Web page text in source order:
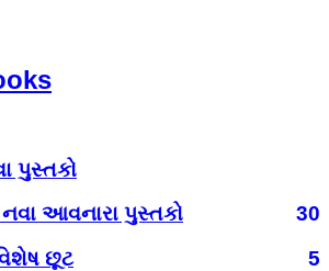
પુસ્તકો
આવનારા પુસ્તકો
30
છૂટ
5